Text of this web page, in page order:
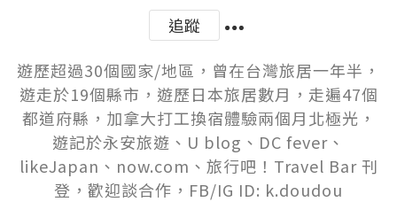
追蹤
遊歷超過30個國家/地區，曾在台灣旅居一年半，
遊走於19個縣市，遊歷日本旅居數月，走遍47個
都道府縣，加拿大打工換宿體驗兩個月北極光，
遊記於永安旅遊、U blog、DC fever、
likeJapan、now.com、旅行吧！Travel Bar 刊
登，歡迎談合作，FB/IG ID: k.doudou